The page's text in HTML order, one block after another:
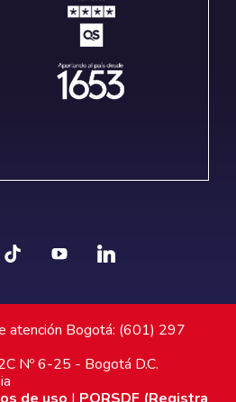
atención Bogotá: (601) 297
Nº 6-25 - Bogotá D.C.